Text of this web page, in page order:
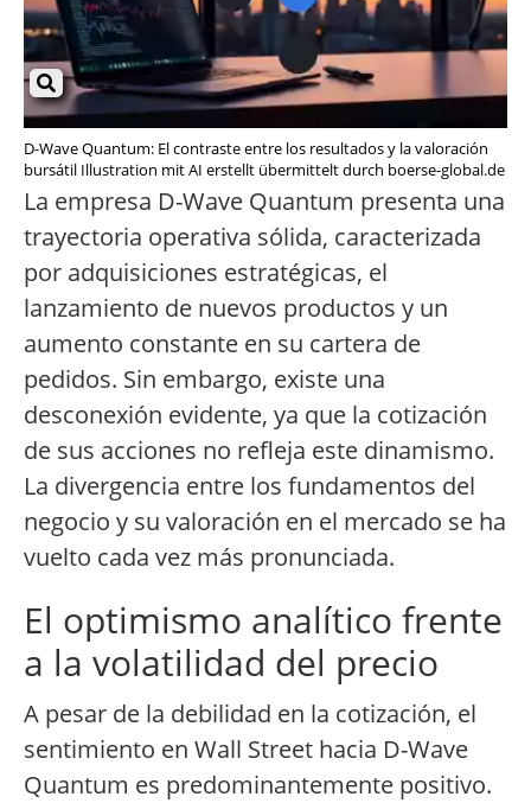
D-Wave Quantum: El contraste entre los resultados y la valoración
bursátil Illustration mit AI erstellt übermittelt durch boerse-global.de
La empresa D-Wave Quantum presenta una
trayectoria operativa sólida, caracterizada
por adquisiciones estratégicas, el
lanzamiento de nuevos productos y un
aumento constante en su cartera de
pedidos. Sin embargo, existe una
desconexión evidente, ya que la cotización
de sus acciones no refleja este dinamismo.
La divergencia entre los fundamentos del
negocio y su valoración en el mercado se ha
vuelto cada vez más pronunciada.
El optimismo analítico frente
a la volatilidad del precio
A pesar de la debilidad en la cotización, el
sentimiento en Wall Street hacia D-Wave
Quantum es predominantemente positivo.